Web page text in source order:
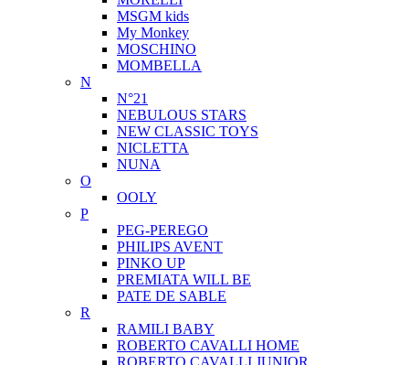
MSGM kids
My Monkey
MOSCHINO
MOMBELLA
N
N°21
NEBULOUS STARS
NEW CLASSIC TOYS
NICLETTA
NUNA
O
OOLY
P
PEG-PEREGO
PHILIPS AVENT
PINKO UP
PREMIATA WILL BE
PATE DE SABLE
R
RAMILI BABY
ROBERTO CAVALLI HOME
ROBERTO CAVALLI JUNIOR